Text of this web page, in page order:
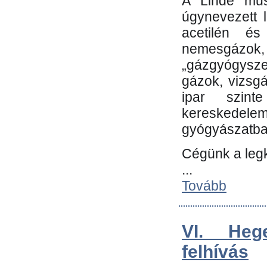
úgynevezett
acetilén és
gázok,
ipar
Cégünk a
...
Tovább
VI.
felhívás